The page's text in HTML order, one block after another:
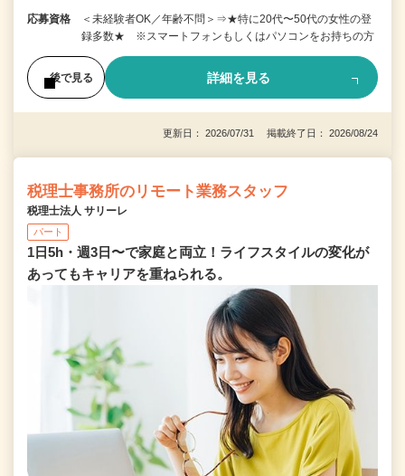
応募資格
＜未経験者OK／年齢不問＞⇒★特に20代〜50代の女性の登
録多数★ ※スマートフォンもしくはパソコンをお持ちの方
後で見る 詳細を見る
更新日： 2026/07/31 掲載終了日： 2026/08/24
税理士事務所のリモート業務スタッフ
税理士法人 サリーレ
パート
1日5h・週3日〜で家庭と両立！ライフスタイルの変化が
あってもキャリアを重ねられる。